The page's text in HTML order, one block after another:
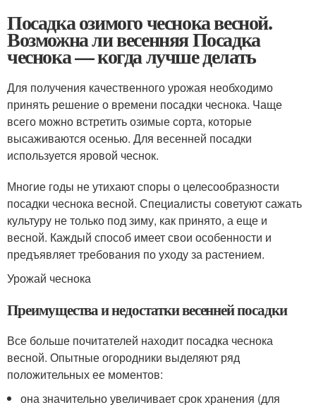
Посадка озимого чеснока весной.
Возможна ли весенняя Посадка
чеснока — когда лучше делать
Для получения качественного урожая необходимо
принять решение о времени посадки чеснока. Чаще
всего можно встретить озимые сорта, которые
высаживаются осенью. Для весенней посадки
используется яровой чеснок.
Многие годы не утихают споры о целесообразности
посадки чеснока весной. Специалисты советуют сажать
культуру не только под зиму, как принято, а еще и
весной. Каждый способ имеет свои особенности и
предъявляет требования по уходу за растением.
Урожай чеснока
Преимущества и недостатки весенней посадки
Все больше почитателей находит посадка чеснока
весной. Опытные огородники выделяют ряд
положительных ее моментов:
она значительно увеличивает срок хранения (для